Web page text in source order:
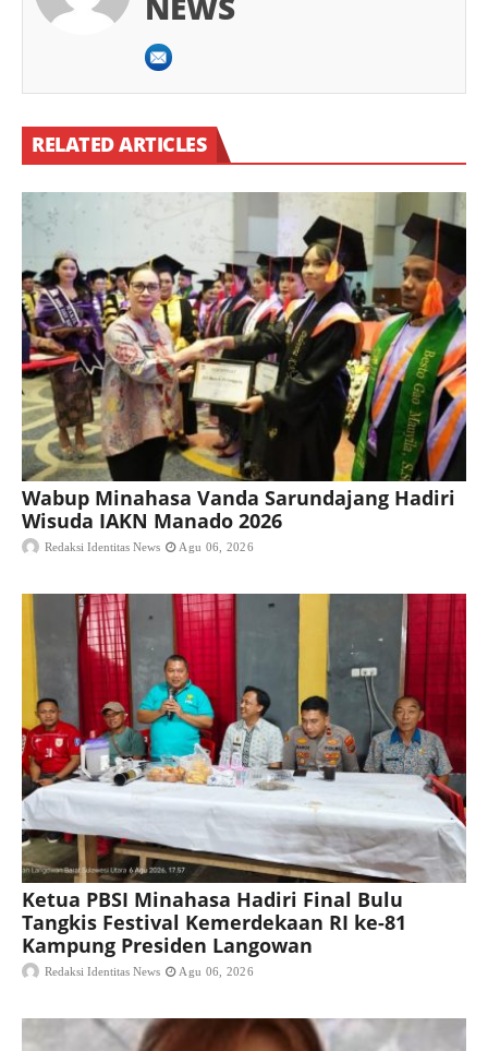
RELATED ARTICLES
Wabup Minahasa Vanda Sarundajang Hadiri
Wisuda IAKN Manado 2026
Redaksi Identitas News Agu 06, 2026
Ketua PBSI Minahasa Hadiri Final Bulu
Tangkis Festival Kemerdekaan RI ke-81
Kampung Presiden Langowan
Redaksi Identitas News Agu 06, 2026